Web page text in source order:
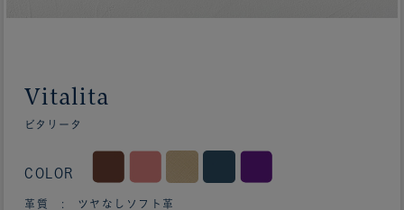
Vitalita
ビタリータ
COLOR
革質 : ツヤなしソフト革